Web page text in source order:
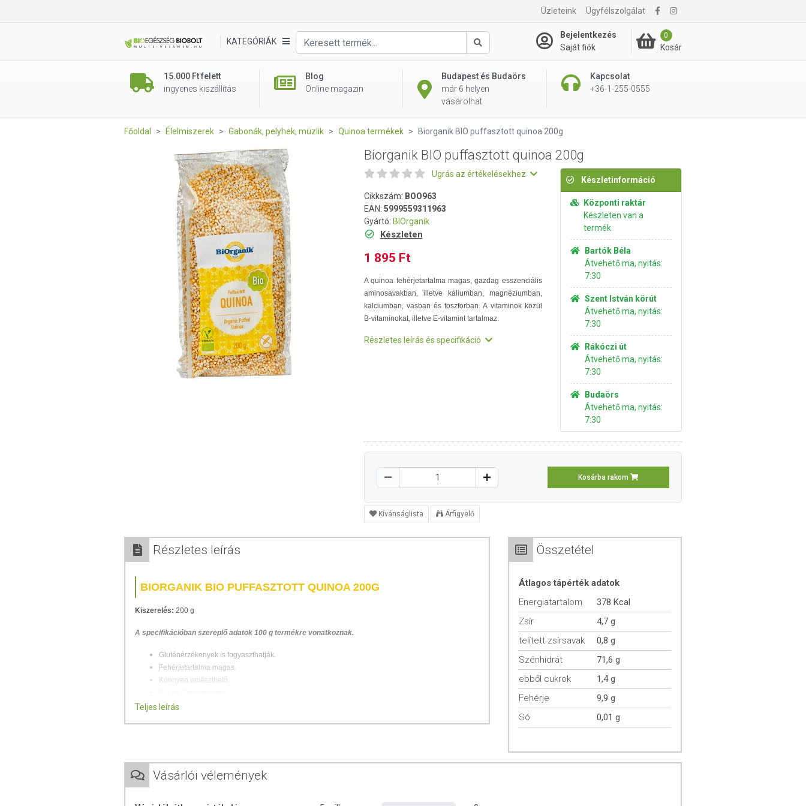
Üzleteink Ügyfélszolgálat
KATEGÓRIÁK
Keresés
Bejelentkezés
Saját fiók
0
Kosár
15.000 Ft felett
ingyenes kiszállítás
Blog
Online magazin
Budapest és Budaörs
már 6 helyen
vásárolhat
Kapcsolat
+36-1-255-0555
1 895 Ft Kosárba rakom
Főoldal Élelmiszerek Gabonák, pelyhek, müzlik Quinoa termékek Biorganik BIO puffasztott quinoa 200g
Biorganik BIO puffasztott quinoa 200g
Ugrás az értékelésekhez
Cikkszám: BOO963
EAN: 5999559311963
Gyártó: BIOrganik
Készleten
1 895 Ft
A quinoa fehérjetartalma magas, gazdag esszenciális
aminosavakban, illetve káliumban, magnéziumban,
kalciumban, vasban és foszforban. A vitaminok közül
B-vitaminokat, illetve E-vitamint tartalmaz.
Részletes leírás és specifikáció
Készletinformáció
Központi raktár
Készleten van a
termék
Bartók Béla
Átvehető ma, nyitás:
7:30
Szent István körút
Átvehető ma, nyitás:
7:30
Rákóczi út
Átvehető ma, nyitás:
7:30
Budaörs
Átvehető ma, nyitás:
7:30
Kosárba rakom
Kívánságlista Árfigyelő
Részletes leírás
BIORGANIK BIO PUFFASZTOTT QUINOA 200G
Kiszerelés: 200 g
A specifikációban szereplő adatok 100 g termékre vonatkoznak.
Gluténérzékenyek is fogyaszthatják.
Fehérjetartalma magas.
Könnyen emészthető.
A quinoa magjait egy különleges, szaponin nevű anyag borítja, amely arra a célra szolgál, hogy távol
tartsa a rovarokat és a madarakat (természetes védekezés). Ennek a védőrétegnek kissé kesernyés az
Teljes leírás
Összetétel
Átlagos tápérték adatok
Energiatartalom
378 Kcal
Zsír
4,7 g
telített zsírsavak
0,8 g
Szénhidrát
71,6 g
ebből cukrok
1,4 g
Fehérje
9,9 g
Só
0,01 g
Vásárlói vélemények